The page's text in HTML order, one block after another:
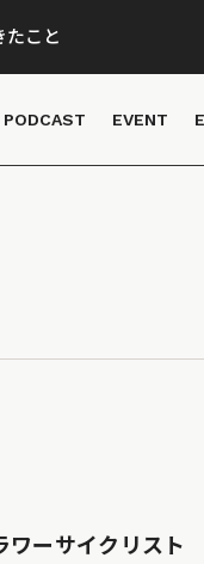
たこと
PODCAST EVENT
ワーサイクリスト